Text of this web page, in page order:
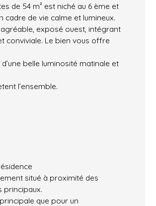
de 54 m² est niché au 6 ème et
de vie calme et lumineux.
exposé ouest, intégrant
conviviale. Le bien vous offre
belle luminosité matinale et
l’ensemble.
situé à proximité des
principaux.
que pour un